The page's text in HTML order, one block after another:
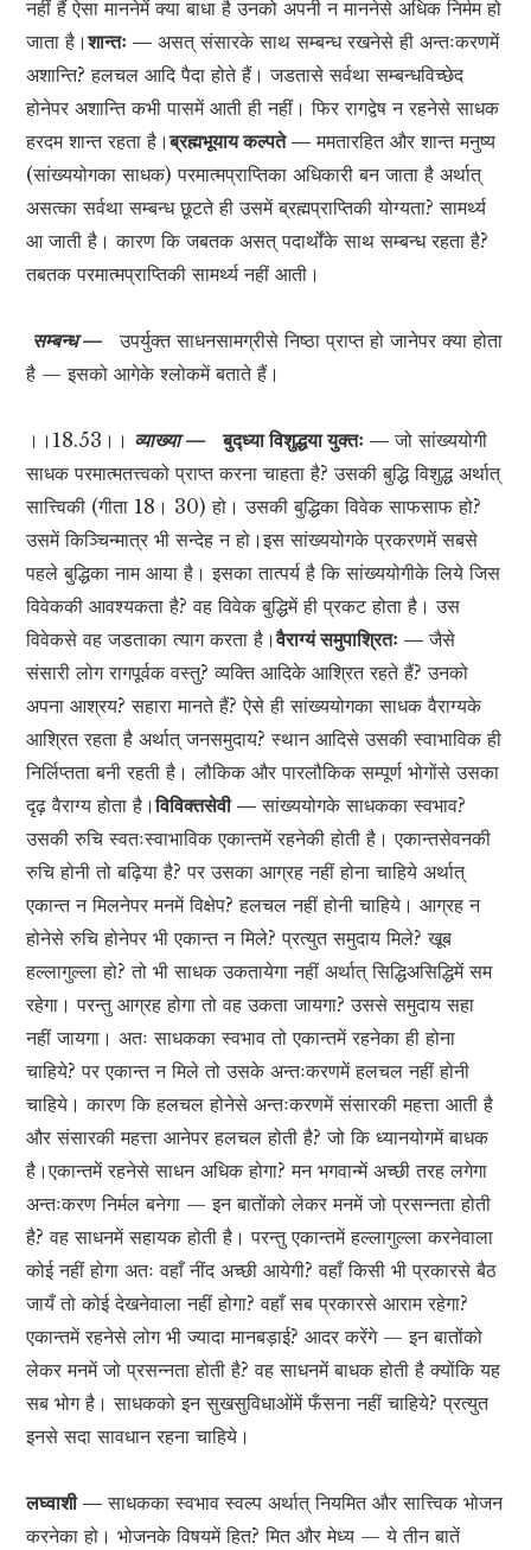
नहीं हैं ऐसा माननेमें क्या बाधा है उनको अपनी न माननेसे अधिक निर्मम हो
जाता है।शान्तः —असत् संसारके साथ सम्बन्ध रखनेसे ही अन्तःकरणमें
अशान्ति? हलचल आदि पैदा होते हैं। जडतासे सर्वथा सम्बन्धविच्छेद
होनेपर अशान्ति कभी पासमें आती ही नहीं। फिर रागद्वेष न रहनेसे साधक
हरदम शान्त रहता है।ब्रह्मभूयाय कल्पते —ममतारहित और शान्त मनुष्य
(सांख्ययोगका साधक) परमात्मप्राप्तिका अधिकारी बन जाता है अर्थात्
असत्का सर्वथा सम्बन्ध छूटते ही उसमें ब्रह्मप्राप्तिकी योग्यता? सामर्थ्य
आ जाती है। कारण कि जबतक असत् पदार्थोंके साथ सम्बन्ध रहता है?
तबतक परमात्मप्राप्तिकी सामर्थ्य नहीं आती।
सम्बन्ध —
उपर्युक्त साधनसामग्रीसे निष्ठा प्राप्त हो जानेपर क्या होता
है — इसको आगेके श्लोकमें बताते हैं।
।।18.53।। व्याख्या — बुद्ध्या विशुद्धया युक्तः —जो सांख्ययोगी
साधक परमात्मतत्त्वको प्राप्त करना चाहता है? उसकी बुद्धि विशुद्ध अर्थात्
सात्त्विकी (गीता 18। 30) हो। उसकी बुद्धिका विवेक साफसाफ हो?
उसमें किञ्चिन्मात्र भी सन्देह न हो।इस सांख्ययोगके प्रकरणमें सबसे
पहले बुद्धिका नाम आया है। इसका तात्पर्य है कि सांख्ययोगीके लिये जिस
विवेककी आवश्यकता है? वह विवेक बुद्धिमें ही प्रकट होता है। उस
विवेकसे वह जडताका त्याग करता है।वैराग्यं समुपाश्रितः —जैसे
संसारी लोग रागपूर्वक वस्तु? व्यक्ति आदिके आश्रित रहते हैं? उनको
अपना आश्रय? सहारा मानते हैं? ऐसे ही सांख्ययोगका साधक वैराग्यके
आश्रित रहता है अर्थात् जनसमुदाय? स्थान आदिसे उसकी स्वाभाविक ही
निर्लिप्तता बनी रहती है। लौकिक और पारलौकिक सम्पूर्ण भोगोंसे उसका
दृढ़ वैराग्य होता है।विविक्तसेवी —सांख्ययोगके साधकका स्वभाव?
उसकी रुचि स्वतःस्वाभाविक एकान्तमें रहनेकी होती है। एकान्तसेवनकी
रुचि होनी तो बढ़िया है? पर उसका आग्रह नहीं होना चाहिये अर्थात्
एकान्त न मिलनेपर मनमें विक्षेप? हलचल नहीं होनी चाहिये। आग्रह न
होनेसे रुचि होनेपर भी एकान्त न मिले? प्रत्युत समुदाय मिले? खूब
हल्लागुल्ला हो? तो भी साधक उकतायेगा नहीं अर्थात् सिद्धिअसिद्धिमें सम
रहेगा। परन्तु आग्रह होगा तो वह उकता जायगा? उससे समुदाय सहा
नहीं जायगा। अतः साधकका स्वभाव तो एकान्तमें रहनेका ही होना
चाहिये? पर एकान्त न मिले तो उसके अन्तःकरणमें हलचल नहीं होनी
चाहिये। कारण कि हलचल होनेसे अन्तःकरणमें संसारकी महत्ता आती है
और संसारकी महत्ता आनेपर हलचल होती है? जो कि ध्यानयोगमें बाधक
है।एकान्तमें रहनेसे साधन अधिक होगा? मन भगवान्में अच्छी तरह लगेगा
अन्तःकरण निर्मल बनेगा — इन बातोंको लेकर मनमें जो प्रसन्नता होती
है? वह साधनमें सहायक होती है। परन्तु एकान्तमें हल्लागुल्ला करनेवाला
कोई नहीं होगा अतः वहाँ नींद अच्छी आयेगी? वहाँ किसी भी प्रकारसे बैठ
जायँ तो कोई देखनेवाला नहीं होगा? वहाँ सब प्रकारसे आराम रहेगा?
एकान्तमें रहनेसे लोग भी ज्यादा मानबड़ाई? आदर करेंगे — इन बातोंको
लेकर मनमें जो प्रसन्नता होती है? वह साधनमें बाधक होती है क्योंकि यह
सब भोग है। साधकको इन सुखसुविधाओंमें फँसना नहीं चाहिये? प्रत्युत
इनसे सदा सावधान रहना चाहिये।
लघ्वाशी —साधकका स्वभाव स्वल्प अर्थात् नियमित और सात्त्विक भोजन
करनेका हो। भोजनके विषयमें हित? मित और मेध्य — ये तीन बातें